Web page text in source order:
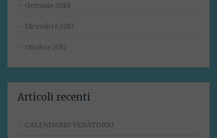
Gennaio 2018
Dicembre 2017
Ottobre 2017
Articoli recenti
CALENDARIO VENATORIO